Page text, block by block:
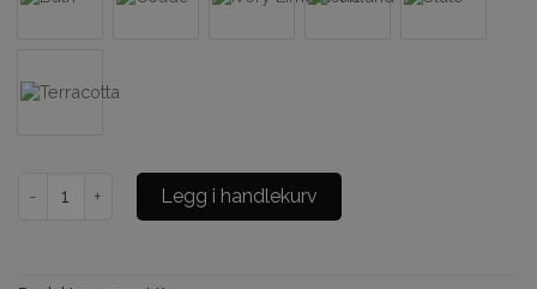
Italian Jardiniere i støpt stein - stor antall
Legg i handlekurv